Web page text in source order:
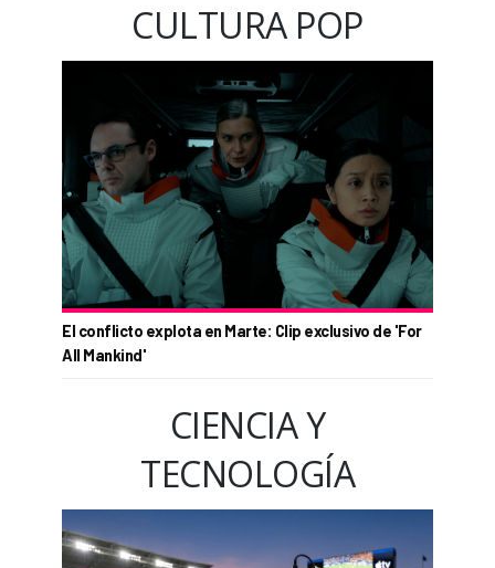
CULTURA POP
El conflicto explota en Marte: Clip exclusivo de 'For
All Mankind'
CIENCIA Y
TECNOLOGÍA